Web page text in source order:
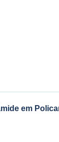
em